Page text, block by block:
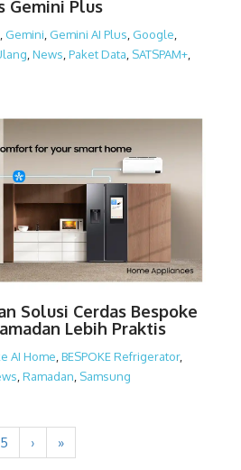
Gemini Plus
Gemini Gemini AI Plus Google
News Paket Data SATSPAM+
Solusi Cerdas Bespoke
Lebih Praktis
AI Home BESPOKE Refrigerator,
Ramadan Samsung
5 › »